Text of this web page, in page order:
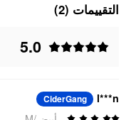
التقييمات (2)
5.0
l***n
CiderGang